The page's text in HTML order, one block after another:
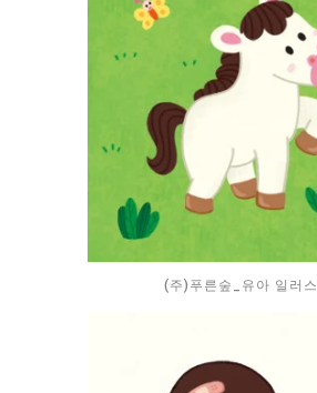
(주)푸른숲_유아 일러